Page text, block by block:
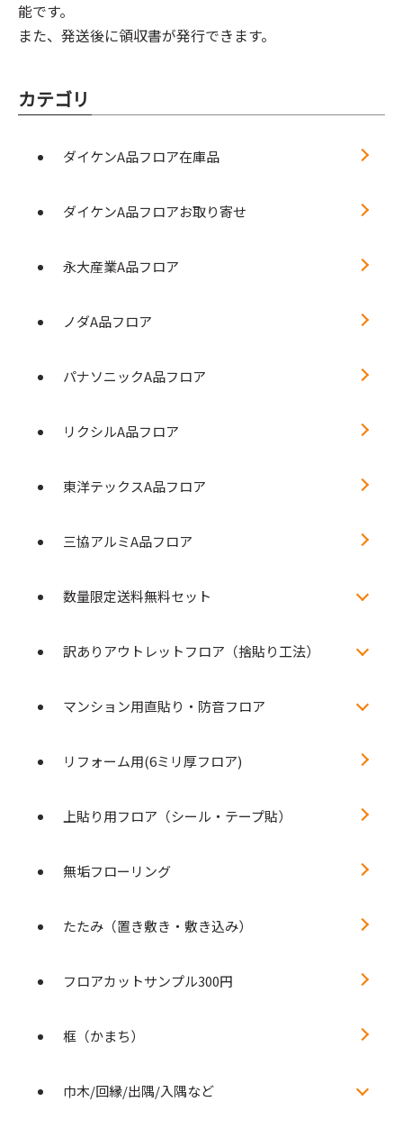
能です。
また、発送後に領収書が発行できます。
カテゴリ
ダイケンA品フロア在庫品
ダイケンA品フロアお取り寄せ
永大産業A品フロア
ノダA品フロア
パナソニックA品フロア
リクシルA品フロア
東洋テックスA品フロア
三協アルミA品フロア
数量限定送料無料セット
訳ありアウトレットフロア（捨貼り工法）
マンション用直貼り・防音フロア
リフォーム用(6ミリ厚フロア)
上貼り用フロア（シール・テープ貼）
無垢フローリング
たたみ（置き敷き・敷き込み）
フロアカットサンプル300円
框（かまち）
巾木/回縁/出隅/入隅など